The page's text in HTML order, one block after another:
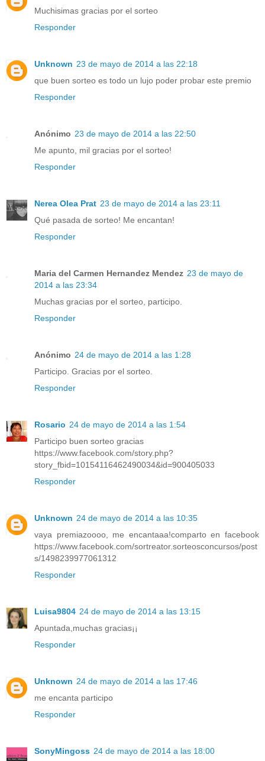
Muchisimas gracias por el sorteo
Responder
Unknown 23 de mayo de 2014 a las 22:18
que buen sorteo es todo un lujo poder probar este premio
Responder
Anónimo 23 de mayo de 2014 a las 22:50
Me apunto, mil gracias por el sorteo!
Responder
Nerea Olea Prat 23 de mayo de 2014 a las 23:11
Qué pasada de sorteo! Me encantan!
Responder
Maria del Carmen Hernandez Mendez 23 de mayo de
2014 a las 23:34
Muchas gracias por el sorteo, participo.
Responder
Anónimo 24 de mayo de 2014 a las 1:28
Participo. Gracias por el sorteo.
Responder
Rosario 24 de mayo de 2014 a las 1:54
Participo buen sorteo gracias
https://www.facebook.com/story.php?
story_fbid=10154116462490034&id=900405033
Responder
Unknown 24 de mayo de 2014 a las 10:35
vaya premiazoooo, me encantaaa!comparto en facebook
https://www.facebook.com/sortreator.sorteosconcursos/post
s/1498239977061312
Responder
Luisa9804 24 de mayo de 2014 a las 13:15
Apuntada,muchas gracias¡¡
Responder
Unknown 24 de mayo de 2014 a las 17:46
me encanta participo
Responder
SonyMingoss 24 de mayo de 2014 a las 18:00